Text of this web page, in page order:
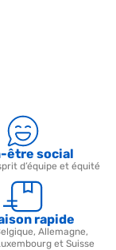
être social
d’équipe et équité
rapide
Allemagne,
et Suisse